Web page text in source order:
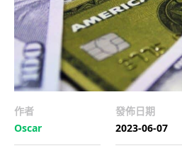
作者
Oscar
發佈日期
2023-06-07